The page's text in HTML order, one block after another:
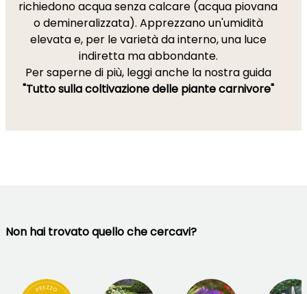
richiedono acqua senza calcare (acqua piovana
o demineralizzata). Apprezzano un'umidità
elevata e, per le varietà da interno, una luce
indiretta ma abbondante.
Per saperne di più, leggi anche la nostra guida
"Tutto sulla coltivazione delle piante carnivore"
Non hai trovato quello che cercavi?